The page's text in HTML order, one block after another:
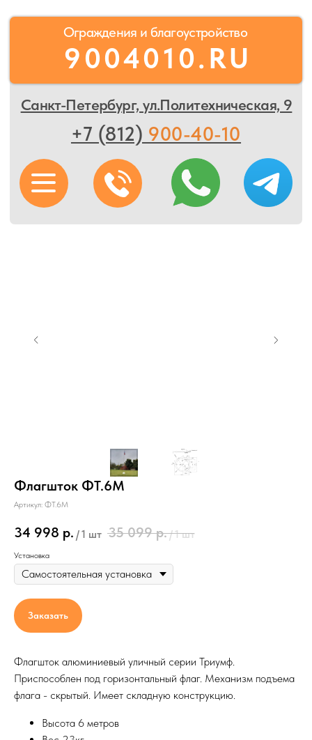
9004010.RU
+7 (812) 900-40-10
Флагшток ФТ.6М
Артикул: ФТ.6М
34 998 р. /1 шт 35 099 р./1 шт
Установка
Заказать
Флагшток алюминиевый уличный серии Триумф.
Приспособлен под горизонтальный флаг. Механизм подъема
флага - скрытый. Имеет складную конструкцию.
Высота 6 метров
Условия доставки
по ЛО - от 3500р.
по Санкт-Петербургу - от 3000р
Бесплатная доставка по
При заказе от 5 млн
Стоимость доставки